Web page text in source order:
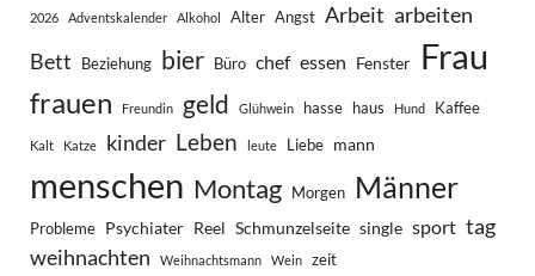
2026 Adventskalender Alkohol Alter Angst Arbeit arbeiten
Bett
Beziehung bier Büro chef essen Fenster Frau
frauen Freundin geld Glühwein hasse haus Hund Kaffee
Kalt Katze kinder Leben leute Liebe mann
menschen Montag Morgen Männer
Probleme Psychiater Reel Schmunzelseite single sport tag
weihnachten
Weihnachtsmann Wein zeit